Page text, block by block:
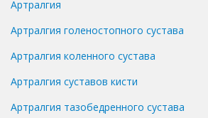
Артралгия
Артралгия голеностопного сустава
Артралгия коленного сустава
Артралгия суставов кисти
Артралгия тазобедренного сустава